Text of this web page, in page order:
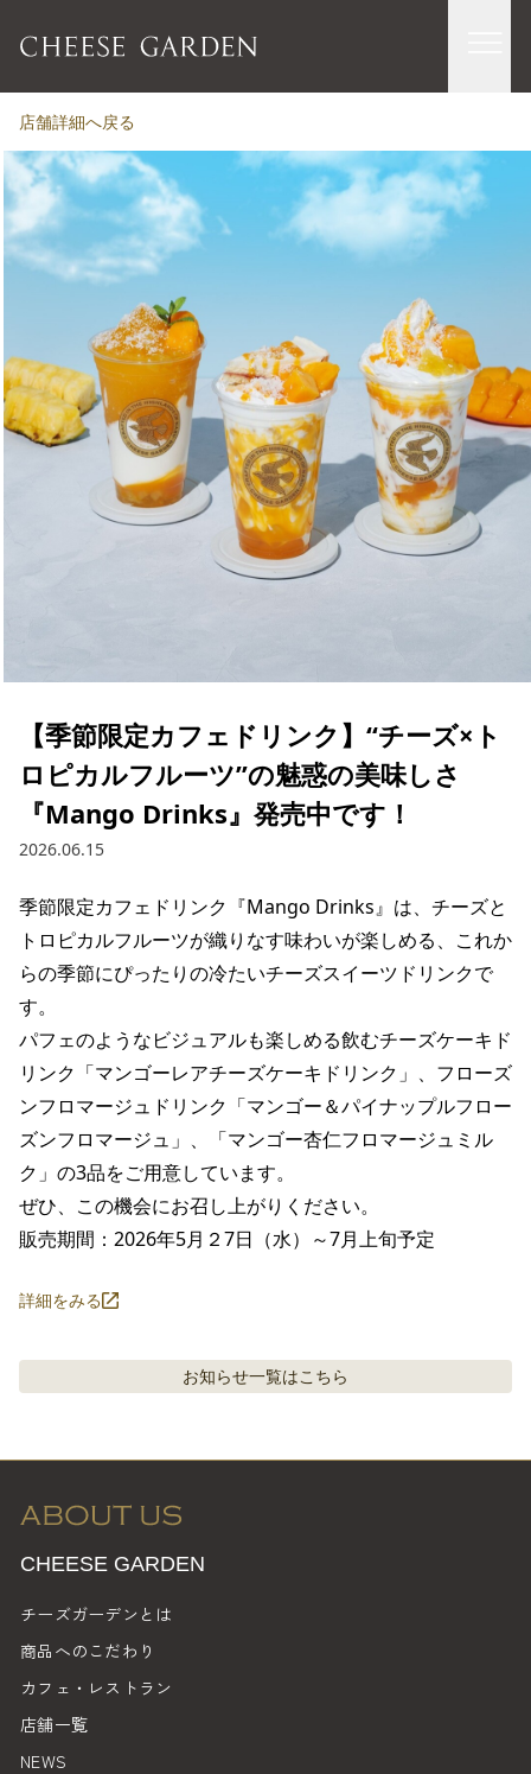
店舗詳細へ戻る
【季節限定カフェドリンク】“チーズ×ト
ロピカルフルーツ”の魅惑の美味しさ
『Mango Drinks』発売中です！
2026.06.15
季節限定カフェドリンク『Mango Drinks』は、チーズと
トロピカルフルーツが織りなす味わいが楽しめる、これか
らの季節にぴったりの冷たいチーズスイーツドリンクで
す。
パフェのようなビジュアルも楽しめる飲むチーズケーキド
リンク「マンゴーレアチーズケーキドリンク」、フローズ
ンフロマージュドリンク「マンゴー＆パイナップルフロー
ズンフロマージュ」、「マンゴー杏仁フロマージュミル
ク」の3品をご用意しています。
ぜひ、この機会にお召し上がりください。
販売期間：2026年5月２7日（水）～7月上旬予定
詳細をみる
お知らせ一覧はこちら
CHEESE GARDEN
チーズガーデンとは
商品へのこだわり
カフェ・レストラン
店舗一覧
NEWS